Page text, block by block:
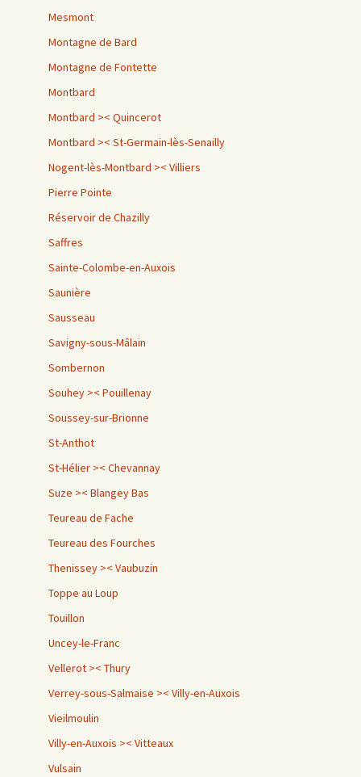
Mesmont
Montagne de Bard
Montagne de Fontette
Montbard
Montbard >< Quincerot
Montbard >< St-Germain-lès-Senailly
Nogent-lès-Montbard >< Villiers
Pierre Pointe
Réservoir de Chazilly
Saffres
Sainte-Colombe-en-Auxois
Saunière
Sausseau
Savigny-sous-Mâlain
Sombernon
Souhey >< Pouillenay
Soussey-sur-Brionne
St-Anthot
St-Hélier >< Chevannay
Suze >< Blangey Bas
Teureau de Fache
Teureau des Fourches
Thenissey >< Vaubuzin
Toppe au Loup
Touillon
Uncey-le-Franc
Vellerot >< Thury
Verrey-sous-Salmaise >< Villy-en-Auxois
Vieilmoulin
Villy-en-Auxois >< Vitteaux
Vulsain